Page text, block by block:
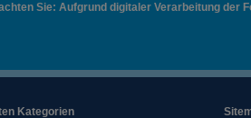
Sie: Aufgrund digitaler Verarbeitung der
Kategorien